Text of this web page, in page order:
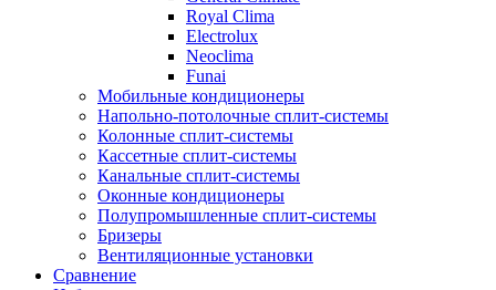
Royal Clima
Electrolux
Neoclima
Funai
Мобильные кондиционеры
Напольно-потолоч​ные ​сплит-системы
Колонные ​​сплит-системы
Кассетные сплит-системы
Канальные сплит-системы
Оконные кондиционеры
Полупромышленные сплит-системы
Бризеры
Вентиляционные установки
Сравнение